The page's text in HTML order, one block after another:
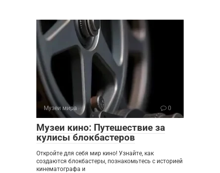
Музеи мира 0
Музеи кино: Путешествие за
кулисы блокбастеров
Откройте для себя мир кино! Узнайте, как
создаются блокбастеры, познакомьтесь с историей
кинематографа и